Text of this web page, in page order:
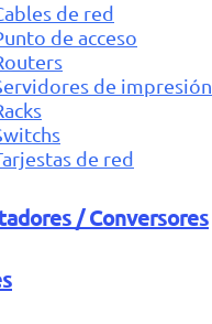
de red
de acceso
de impresión
de red
/ Conversores